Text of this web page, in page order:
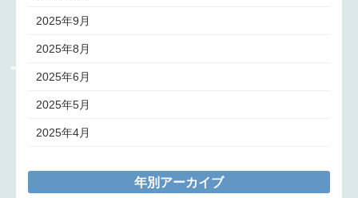
2025年9月
2025年8月
2025年6月
2025年5月
2025年4月
年別アーカイブ